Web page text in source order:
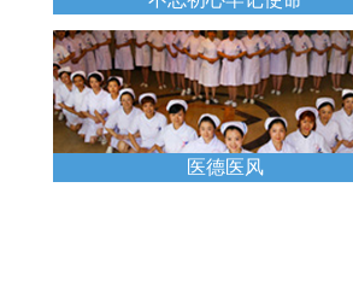
医德医风